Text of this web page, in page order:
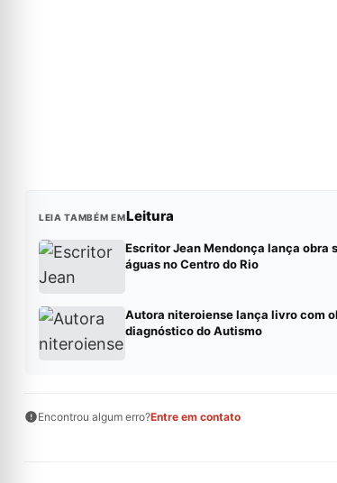
LEIA TAMBÉM EMLeitura
Escritor Jean Mendonça lança obra
águas no Centro do Rio
Autora niteroiense lança livro com
diagnóstico do Autismo
Encontrou algum erro?Entre em contato